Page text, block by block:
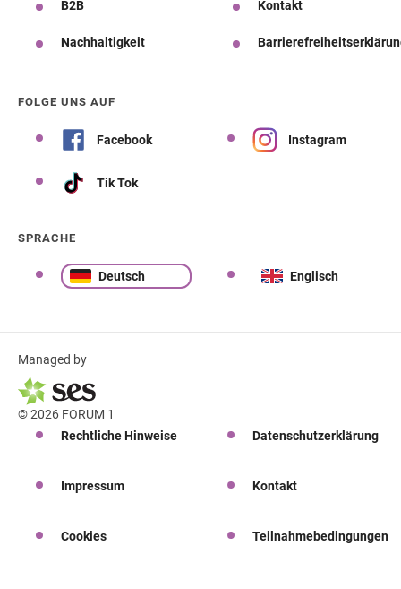
B2B Kontakt
Nachhaltigkeit
FOLGE UNS AUF
Facebook Instagram
Tik Tok
SPRACHE
Deutsch Englisch
Managed by
© 2026 FORUM 1
Rechtliche Hinweise
Datenschutzerklärung
Impressum Kontakt
Cookies Teilnahmebedingungen